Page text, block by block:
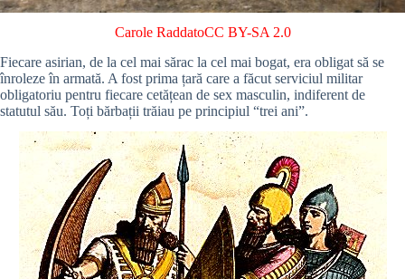
Carole RaddatoCC BY-SA 2.0
Fiecare asirian, de la cel mai sărac la cel mai bogat, era obligat să se
înroleze în armată. A fost prima țară care a făcut serviciul militar
obligatoriu pentru fiecare cetățean de sex masculin, indiferent de
statutul său. Toți bărbații trăiau pe principiul “trei ani”.